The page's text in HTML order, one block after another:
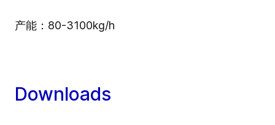
产能：80-3100kg/h
Downloads